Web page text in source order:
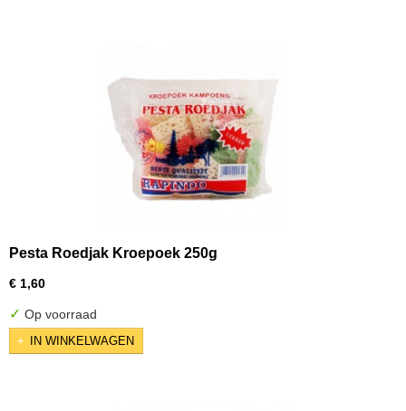
Pesta Roedjak Kroepoek 250g
€ 1,60
✓ Op voorraad
IN WINKELWAGEN